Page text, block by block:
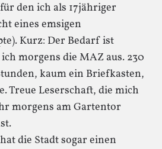
den ich als 17jähriger
eines emsigen
Kurz: Der Bedarf ist
morgens die MAZ aus. 230
kaum ein Briefkasten,
Treue Leserschaft, die mich
morgens am Gartentor
die Stadt sogar einen